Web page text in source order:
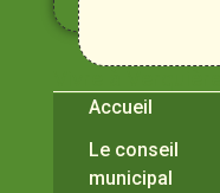
Durance
Accueil
Le conseil
municipal